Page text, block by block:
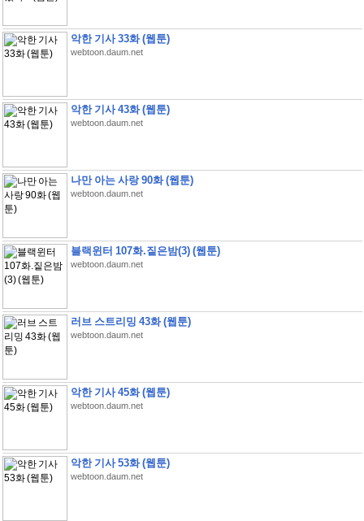
악한 기사 33화 (웹툰)
webtoon.daum.net
악한 기사 43화 (웹툰)
webtoon.daum.net
나만 아는 사랑 90화 (웹툰)
webtoon.daum.net
블랙윈터 107화.짙은밤(3) (웹툰)
webtoon.daum.net
러브 스트리밍 43화 (웹툰)
webtoon.daum.net
악한 기사 45화 (웹툰)
webtoon.daum.net
악한 기사 53화 (웹툰)
webtoon.daum.net